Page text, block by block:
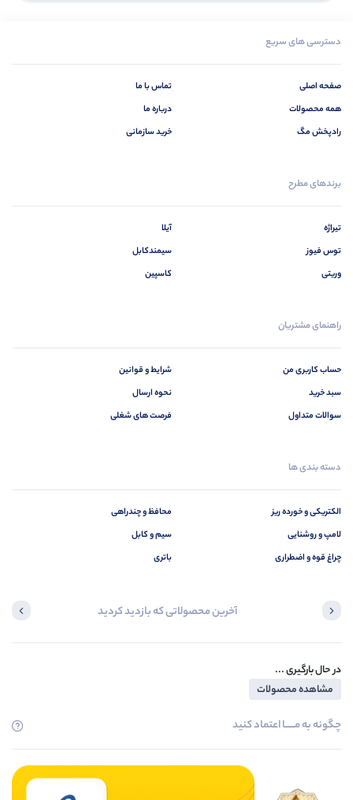
دسترسی های سریع
صفحه اصلی
همه محصولات
رادپخش مگ
تماس با ما
درباره ما
خرید سازمانی
برندهای مطرح
تیراژه
توس فیوز
وریتی
آیلا
سیمندکابل
کاسپین
راهنمای مشتریان
حساب کاربری من
سبد خرید
سوالات متداول
شرایط و قوانین
نحوه ارسال
فرصت های شغلی
دسته بندی ها
الکتریکی و خورده ریز
لامپ و روشنایی
چراغ قوه و اضطراری
محافظ و چندراهی
سیم و کابل
باتری
آخرین محصولاتی که بازدید کردید
در حال بارگیری ...
مشاهده محصولات
چگونه به مــــــا اعتماد کنید